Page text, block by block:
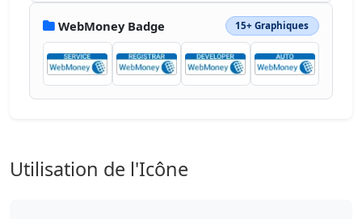
WebMoney Badge 15+ Graphiques
Utilisation de l'Icône